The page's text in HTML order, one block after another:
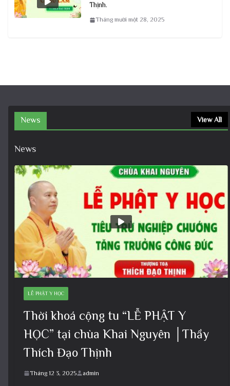
Thịnh.
Tháng mười một 28, 2025
News View All
News
LỄ PHẬT Y HỌC
Thời khoá cộng tu “LỄ PHẬT Y
HỌC” tại chùa Khai Nguyên │Thầy
Thích Đạo Thịnh
Tháng 12 3, 2025 admin